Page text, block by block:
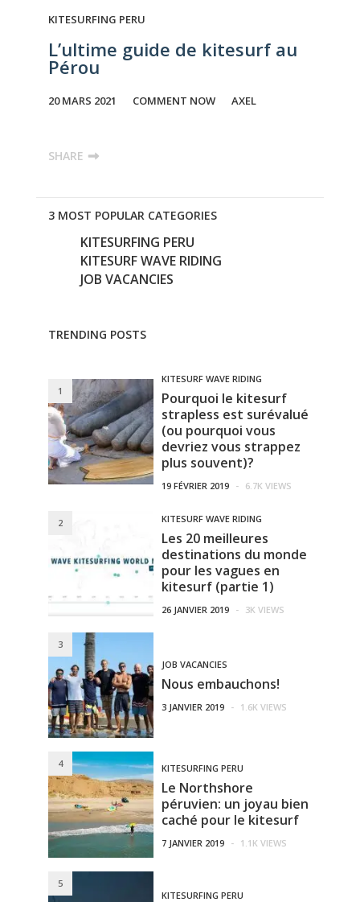
KITESURFING PERU
L’ultime guide de kitesurf au
Pérou
20 MARS 2021 COMMENT NOW AXEL
SHARE
3 MOST POPULAR CATEGORIES
KITESURFING PERU
KITESURF WAVE RIDING
JOB VACANCIES
TRENDING POSTS
1
KITESURF WAVE RIDING
Pourquoi le kitesurf
strapless est surévalué
(ou pourquoi vous
devriez vous strappez
plus souvent)?
19 FÉVRIER 2019 - 6.7K VIEWS
2 KITESURF WAVE RIDING
Les 20 meilleures
destinations du monde
pour les vagues en
kitesurf (partie 1)
26 JANVIER 2019 - 3K VIEWS
3
JOB VACANCIES
Nous embauchons!
3 JANVIER 2019 - 1.6K VIEWS
4 KITESURFING PERU
Le Northshore
péruvien: un joyau bien
caché pour le kitesurf
7 JANVIER 2019 - 1.1K VIEWS
5
KITESURFING PERU